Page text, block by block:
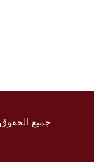
جميع